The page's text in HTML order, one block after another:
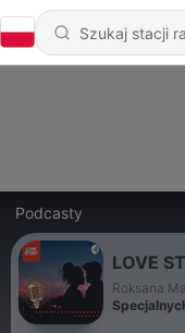
Podcasty
LOVE
Roksana